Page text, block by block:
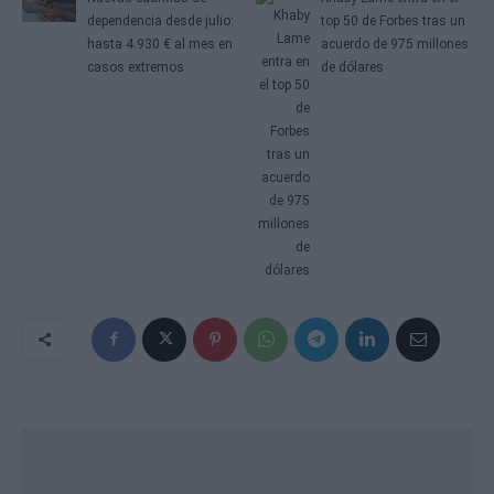
dependencia desde julio:
hasta 4.930 € al mes en
casos extremos
top 50 de Forbes tras un
acuerdo de 975 millones
de dólares